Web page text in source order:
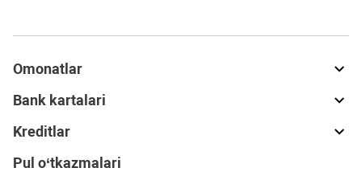
Omonatlar
Bank kartalari
Kreditlar
Pul o‘tkazmalari